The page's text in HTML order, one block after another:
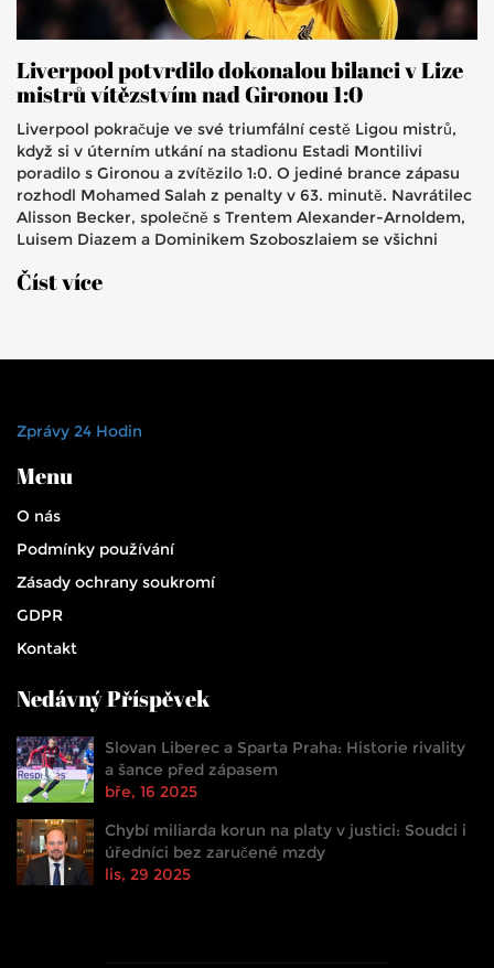
Liverpool potvrdilo dokonalou bilanci v Lize
mistrů vítězstvím nad Gironou 1:0
Liverpool pokračuje ve své triumfální cestě Ligou mistrů,
když si v úterním utkání na stadionu Estadi Montilivi
poradilo s Gironou a zvítězilo 1:0. O jediné brance zápasu
rozhodl Mohamed Salah z penalty v 63. minutě. Navrátilec
Alisson Becker, společně s Trentem Alexander-Arnoldem,
Luisem Diazem a Dominikem Szoboszlaiem se všichni
neporazitelný status Liverpoolu v soutěži.
Číst více
Zprávy 24 Hodin
Menu
O nás
Podmínky používání
Zásady ochrany soukromí
GDPR
Kontakt
Nedávný Příspěvek
Slovan Liberec a Sparta Praha: Historie rivality
a šance před zápasem
bře, 16 2025
Chybí miliarda korun na platy v justici: Soudci i
úředníci bez zaručené mzdy
lis, 29 2025